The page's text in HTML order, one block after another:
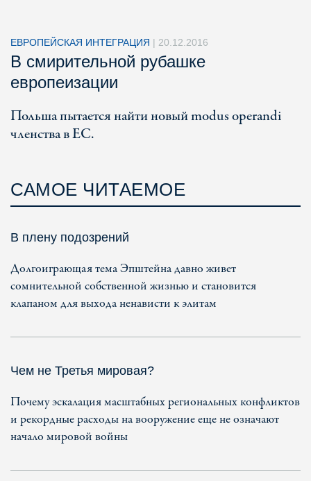
ЕВРОПЕЙСКАЯ ИНТЕГРАЦИЯ | 20.12.2016
В смирительной рубашке
европеизации
Польша пытается найти новый modus operandi
членства в ЕС.
САМОЕ ЧИТАЕМОЕ
В плену подозрений
Долгоиграющая тема Эпштейна давно живет
сомнительной собственной жизнью и становится
клапаном для выхода ненависти к элитам
Чем не Третья мировая?
Почему эскалация масштабных региональных конфликтов
и рекордные расходы на вооружение еще не означают
начало мировой войны